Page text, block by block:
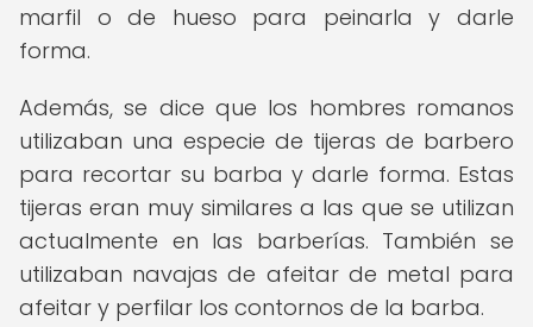
marfil o de hueso para peinarla y darle
forma.
Además, se dice que los hombres romanos
utilizaban una especie de tijeras de barbero
para recortar su barba y darle forma. Estas
tijeras eran muy similares a las que se utilizan
actualmente en las barberías. También se
utilizaban navajas de afeitar de metal para
afeitar y perfilar los contornos de la barba.